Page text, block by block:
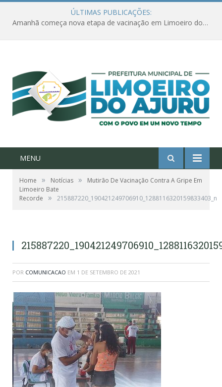
ÚLTIMAS PUBLICAÇÕES:
Amanhã começa nova etapa de vacinação em Limoeiro do Ajuru para idosos com 65 ou mais
MENU
Home » Notícias »
Mutirão De Vacinação Contra A Gripe Em
Limoeiro Bate
Recorde
» 215887220_190421249706910_1288116320159833403_n
POR COMUNICACAO EM 1 DE SETEMBRO DE 2021